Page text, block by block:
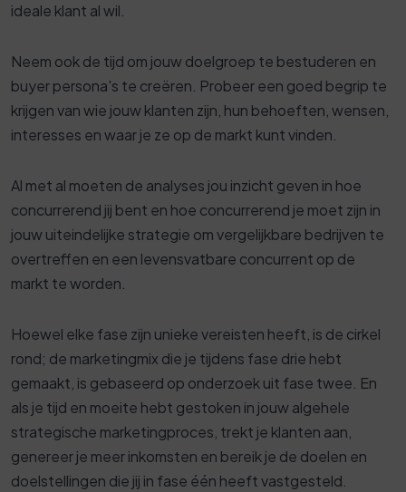
ideale klant al wil.
Neem ook de tijd om jouw doelgroep te bestuderen en
buyer persona's te creëren. Probeer een goed begrip te
krijgen van wie jouw klanten zijn, hun behoeften, wensen,
interesses en waar je ze op de markt kunt vinden.
Al met al moeten de analyses jou inzicht geven in hoe
concurrerend jij bent en hoe concurrerend je moet zijn in
jouw uiteindelijke strategie om vergelijkbare bedrijven te
overtreffen en een levensvatbare concurrent op de
markt te worden.
Hoewel elke fase zijn unieke vereisten heeft, is de cirkel
rond; de marketingmix die je tijdens fase drie hebt
gemaakt, is gebaseerd op onderzoek uit fase twee. En
als je tijd en moeite hebt gestoken in jouw algehele
strategische marketingproces, trekt je klanten aan,
genereer je meer inkomsten en bereik je de doelen en
doelstellingen die jij in fase één heeft vastgesteld.